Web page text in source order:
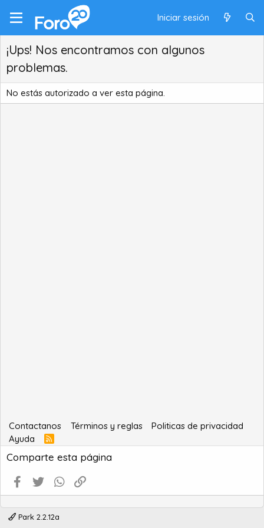
Iniciar sesión
¡Ups! Nos encontramos con algunos
problemas.
No estás autorizado a ver esta página.
Contactanos Términos y reglas
Politicas de privacidad
Ayuda
R
S
S
Comparte esta página
Facebook
Twitter WhatsApp
Park 2.2.12a